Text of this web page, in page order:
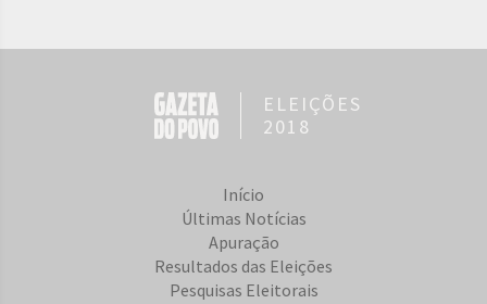
ELEIÇÕES
2018
Início
Últimas Notícias
Apuração
Resultados das Eleições
Pesquisas Eleitorais